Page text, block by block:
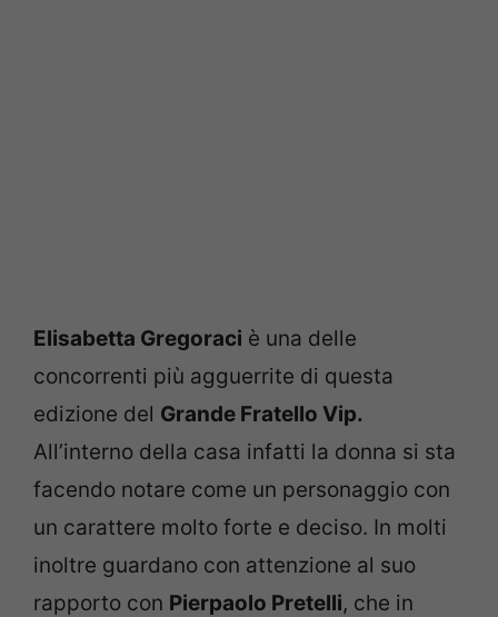
Elisabetta Gregoraci è una delle
concorrenti più agguerrite di questa
edizione del Grande Fratello Vip.
All’interno della casa infatti la donna si sta
facendo notare come un personaggio con
un carattere molto forte e deciso. In molti
inoltre guardano con attenzione al suo
rapporto con Pierpaolo Pretelli, che in